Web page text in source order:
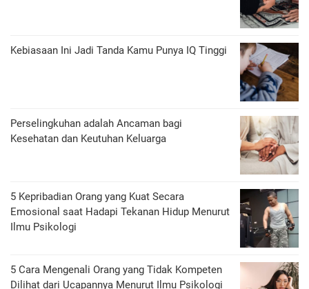
Kebiasaan Ini Jadi Tanda Kamu Punya IQ Tinggi
Perselingkuhan adalah Ancaman bagi
Kesehatan dan Keutuhan Keluarga
5 Kepribadian Orang yang Kuat Secara
Emosional saat Hadapi Tekanan Hidup Menurut
Ilmu Psikologi
5 Cara Mengenali Orang yang Tidak Kompeten
Dilihat dari Ucapannya Menurut Ilmu Psikologi